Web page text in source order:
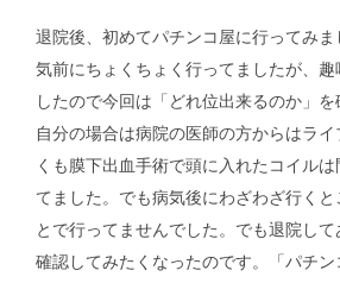
退院後、初めてパチンコ屋に行ってみ
気前にちょくちょく行ってましたが、
したので今回は「どれ位出来るのか」を
自分の場合は病院の医師の方からはラ
くも膜下出血手術で頭に入れたコイル
てました。でも病気後にわざわざ行くと
とで行ってませんでした。でも退院して
確認してみたくなったのです。「パチ